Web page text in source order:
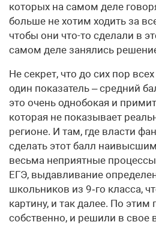
которых на самом деле
больше не хотим ходить за
чтобы они что-то сделали в
самом деле занялись
Не секрет, что до сих пор
один показатель – средний
это очень однобокая и
которая не показывает
регионе. И там, где власти
сделать этот балл
весьма неприятные
ЕГЭ, выдавливание
школьников из 9‑го класса,
картину, и так далее. По
собственно, и решили в свое